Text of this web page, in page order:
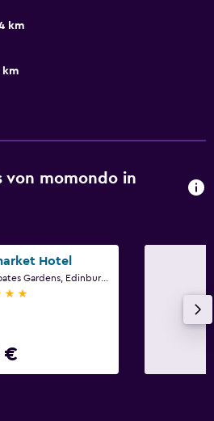
km
km
von momondo in
Hotel
1 - 3 Coates Gardens, Edinburgh
€